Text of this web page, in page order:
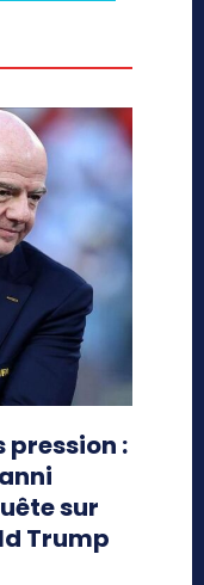
pression :
sur
Trump